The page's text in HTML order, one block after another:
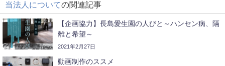
当法人についての関連記事
【企画協力】長島愛生園の人びと～ハンセン病、隔
離と希望～
2021年2月27日
動画制作のススメ